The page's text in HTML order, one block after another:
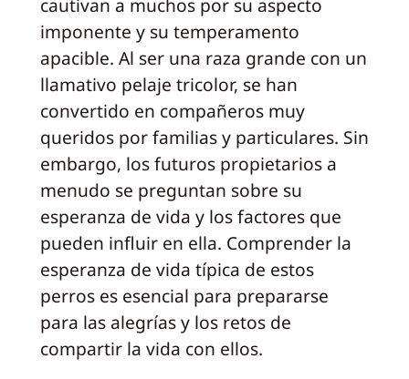
cautivan a muchos por su aspecto
imponente y su temperamento
apacible. Al ser una raza grande con un
llamativo pelaje tricolor, se han
convertido en compañeros muy
queridos por familias y particulares. Sin
embargo, los futuros propietarios a
menudo se preguntan sobre su
esperanza de vida y los factores que
pueden influir en ella. Comprender la
esperanza de vida típica de estos
perros es esencial para prepararse
para las alegrías y los retos de
compartir la vida con ellos.